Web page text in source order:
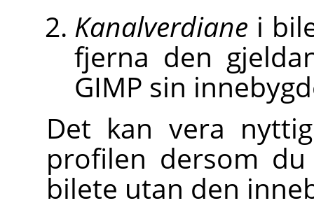
Kanalverdiane i
fjerna den
GIMP sin
Det kan vera
profilen dersom
bilete utan den